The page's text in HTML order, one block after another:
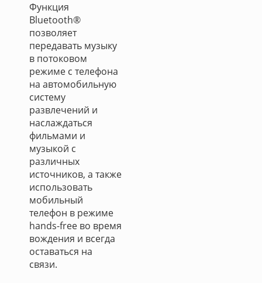
Функция
Bluetooth®
позволяет
передавать музыку
в потоковом
режиме с телефона
на автомобильную
систему
развлечений и
наслаждаться
фильмами и
музыкой с
различных
источников, а также
использовать
мобильный
телефон в режиме
hands-free во время
вождения и всегда
оставаться на
связи.